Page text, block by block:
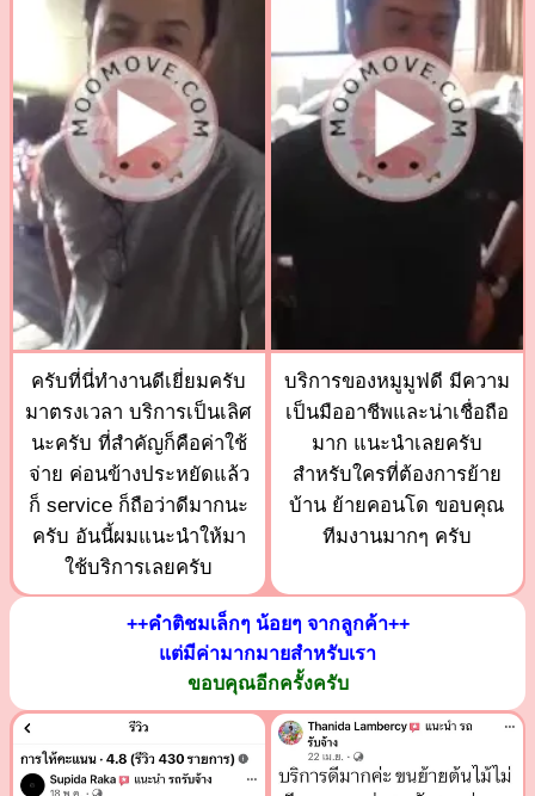
ครับที่นี่ทำงานดีเยี่ยมครับ
มาตรงเวลา บริการเป็นเลิศ
นะครับ ที่สำคัญก็คือค่าใช้
จ่าย ค่อนข้างประหยัดแล้ว
ก็ service ก็ถือว่าดีมากนะ
ครับ อันนี้ผมแนะนำให้มา
ใช้บริการเลยครับ
บริการของหมูมูฟดี มีความ
เป็นมืออาชีพและน่าเชื่อถือ
มาก แนะนำเลยครับ
สำหรับใครที่ต้องการย้าย
บ้าน ย้ายคอนโด ขอบคุณ
ทีมงานมากๆ ครับ
++คำติชมเล็กๆ น้อยๆ จากลูกค้า++
แต่มีค่ามากมายสำหรับเรา
ขอบคุณอีกครั้งครับ